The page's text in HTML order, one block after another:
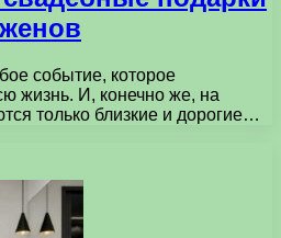
событие, которое
жизнь. И, конечно же, на
только близкие и дорогие…